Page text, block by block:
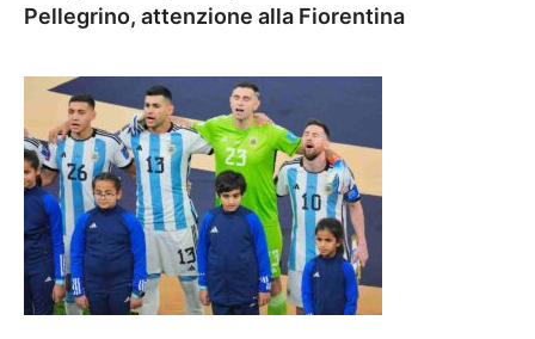
Pellegrino, attenzione alla Fiorentina